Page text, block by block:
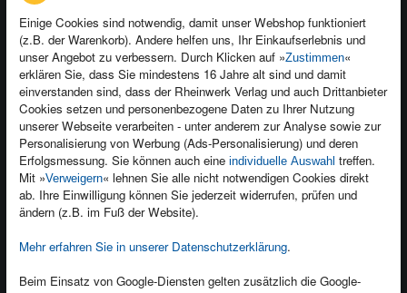
Einige Cookies sind notwendig, damit unser Webshop funktioniert
(z.B. der Warenkorb). Andere helfen uns, Ihr Einkaufserlebnis und
unser Angebot zu verbessern. Durch Klicken auf »Zustimmen«
erklären Sie, dass Sie mindestens 16 Jahre alt sind und damit
einverstanden sind, dass der Rheinwerk Verlag und auch Drittanbieter
Cookies setzen und personenbezogene Daten zu Ihrer Nutzung
unserer Webseite verarbeiten - unter anderem zur Analyse sowie zur
Personalisierung von Werbung (Ads-Personalisierung) und deren
Erfolgsmessung. Sie können auch eine individuelle Auswahl treffen.
Mit »Verweigern« lehnen Sie alle nicht notwendigen Cookies direkt
ab. Ihre Einwilligung können Sie jederzeit widerrufen, prüfen und
ändern (z.B. im Fuß der Website).
Mehr erfahren Sie in unserer Datenschutzerklärung.
Beim Einsatz von Google-Diensten gelten zusätzlich die Google-
Kontakt
Newsletter
Für Unternehmen
Presseservice
Dozentenservice
Produktfeedback
Foreign Rights
Ein Buch schreiben
Kundenservice
Wir sind gerne für Sie da!